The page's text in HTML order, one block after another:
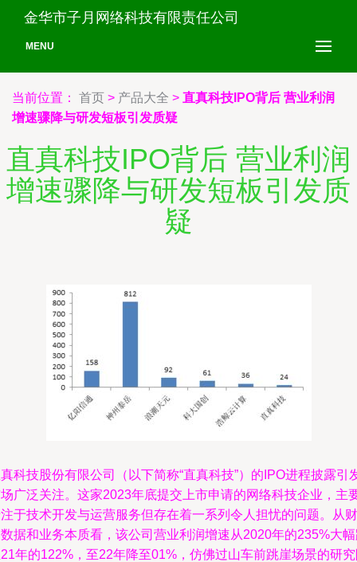
金华市子月网络科技有限责任公司
MENU
当前位置： 首页 > 产品大全 > 直真科技IPO背后 营业利润
增速骤降与研发短板引发质疑
直真科技IPO背后 营业利润
增速骤降与研发短板引发质
疑
科技股份有限公司（以下简称“直真科技”）的IPO进程披露引
广泛关注。这家2023年底提交上市申请的网络科技企业，主
于技术开发与运营服务但存在着一系列令人担忧的问题。从财
据和业务本质看，该公司营业利润增速从2020年的235%大
年的122%，至22年降至01%，仿佛过山车前跳崖场景的研